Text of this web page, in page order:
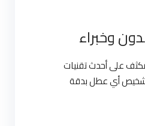
وخبراء
على أحدث تقنيات
تشخيص أي عطل بدقة